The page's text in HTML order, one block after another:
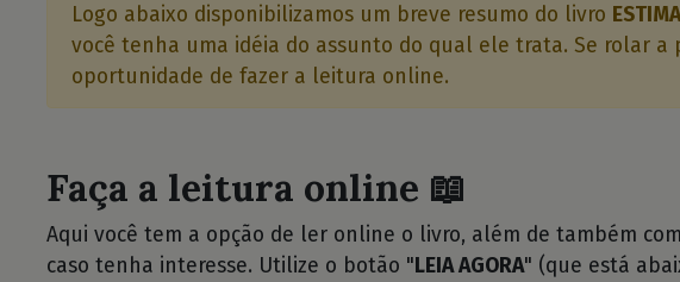
Logo abaixo disponibilizamos um breve resumo do livro
você tenha uma idéia do assunto do qual ele trata. Se rolar a
oportunidade de fazer a leitura online.
Faça a leitura online 📖
Aqui você tem a opção de ler online o livro, além de também
caso tenha interesse. Utilize o botão " LEIA AGORA" (que está